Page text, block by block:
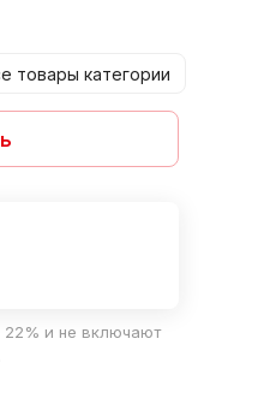
товары категории
и не включают